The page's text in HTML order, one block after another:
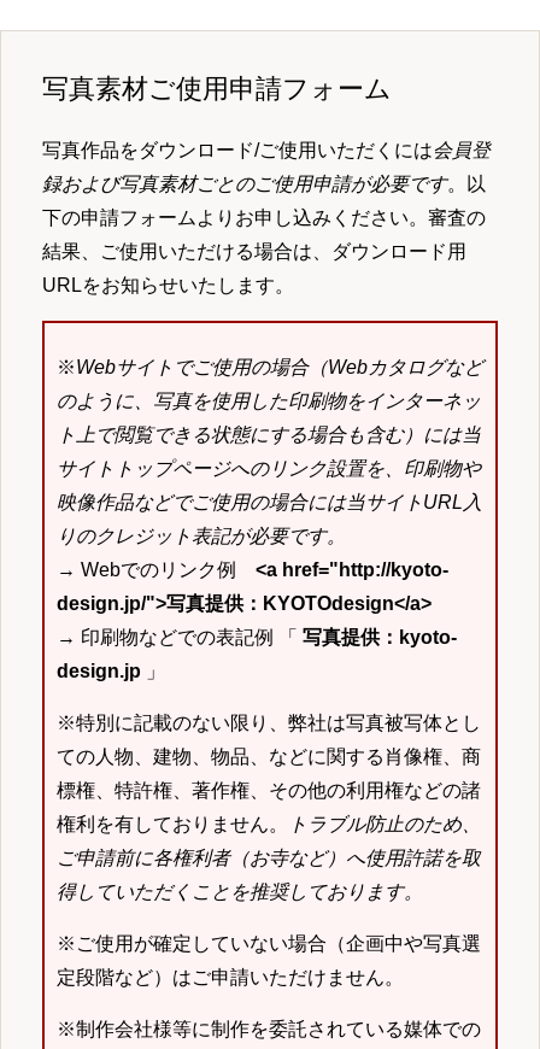
写真素材ご使用申請フォーム
写真作品をダウンロード/ご使用いただくには会員登
録および写真素材ごとのご使用申請が必要です。以
下の申請フォームよりお申し込みください。審査の
結果、ご使用いただける場合は、ダウンロード用
URLをお知らせいたします。
※Webサイトでご使用の場合（Webカタログなど
のように、写真を使用した印刷物をインターネッ
ト上で閲覧できる状態にする場合も含む）には当
サイトトップページへのリンク設置を、印刷物や
映像作品などでご使用の場合には当サイトURL入
りのクレジット表記が必要です。
→ Webでのリンク例 <a href="http://kyoto-
design.jp/">写真提供：KYOTOdesign</a>
→ 印刷物などでの表記例 「 写真提供：kyoto-
design.jp 」
※特別に記載のない限り、弊社は写真被写体とし
ての人物、建物、物品、などに関する肖像権、商
標権、特許権、著作権、その他の利用権などの諸
権利を有しておりません。
トラブル防止のため、
ご申請前に各権利者（お寺など）へ使用許諾を取
得していただくことを推奨しております。
※ご使用が確定していない場合（企画中や写真選
定段階など）はご申請いただけません。
※制作会社様等に制作を委託されている媒体での